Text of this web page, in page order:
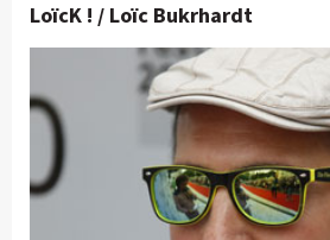
LoïcK ! / Loïc Bukrhardt